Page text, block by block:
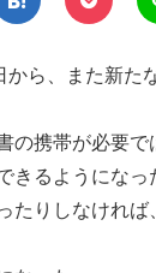
ら、また新た
の携帯が必要で
きるようになっ
たりしなければ